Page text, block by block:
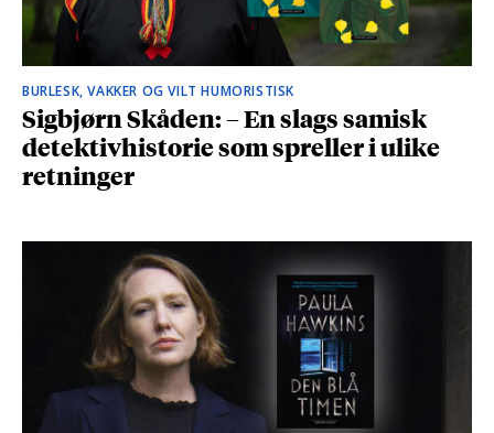
BURLESK, VAKKER OG VILT HUMORISTISK
Sigbjørn Skåden: – En slags samisk
detektivhistorie som spreller i ulike
retninger